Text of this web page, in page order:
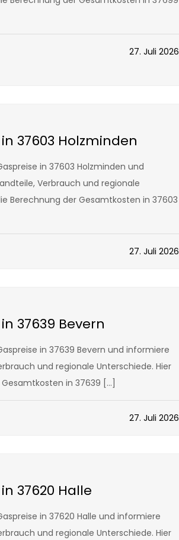
27. Juli 2026
37603 Holzminden
in 37603 Holzminden und
Verbrauch und regionale
Berechnung der Gesamtkosten in 37603
27. Juli 2026
37639 Bevern
in 37639 Bevern und informiere
und regionale Unterschiede. Hier
in 37639 […]
27. Juli 2026
37620 Halle
in 37620 Halle und informiere
und regionale Unterschiede. Hier